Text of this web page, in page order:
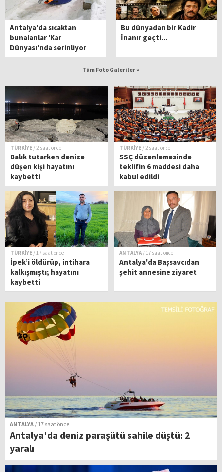
Antalya'da sıcaktan
bunalanlar 'Kar
Dünyası'nda serinliyor
Bu dünyadan bir Kadir
İnanır geçti...
Tüm Foto Galeriler »
TÜRKİYE / 2 saat önce
Balık tutarken denize
düşen kişi hayatını
kaybetti
TÜRKİYE / 2 saat önce
SSÇ düzenlemesinde
teklifin 6 maddesi daha
kabul edildi
TÜRKİYE / 17 saat önce
İpek’i öldürüp, intihara
kalkışmıştı; hayatını
kaybetti
ANTALYA / 17 saat önce
Antalya'da Başsavcıdan
şehit annesine ziyaret
ANTALYA / 17 saat önce
Antalya'da deniz paraşütü sahile düştü: 2
yaralı